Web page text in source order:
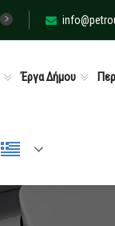
Έργα Δήμου